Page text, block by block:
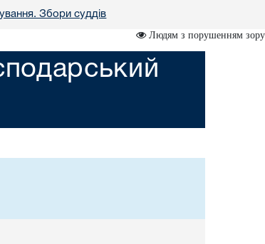
Збори суддів
Людям з порушенням зору